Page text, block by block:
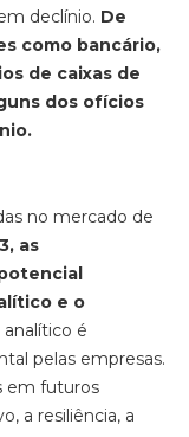
declínio. De
como bancário,
de caixas de
dos ofícios
no mercado de
as
e o
é
pelas empresas.
em futuros
a resiliência, a